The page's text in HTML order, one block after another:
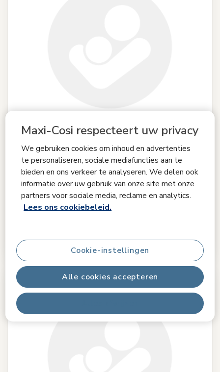
Maxi-Cosi respecteert uw privacy
We gebruiken cookies om inhoud en advertenties
te personaliseren, sociale mediafuncties aan te
bieden en ons verkeer te analyseren. We delen ook
informatie over uw gebruik van onze site met onze
partners voor sociale media, reclame en analytics.
Lees ons cookiebeleid.
Alle cookies accepteren
Cookie-instellingen
Vergelijken
Tiny Love
Black & White Décor Developmental Gymini
0.0 (0)